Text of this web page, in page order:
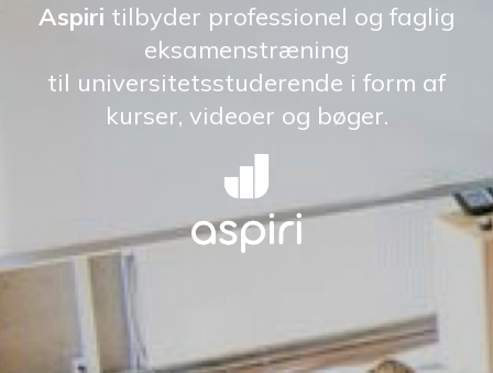
Aspiri tilbyder professionel og faglig
eksamenstræning
til universitetsstuderende i form af
kurser, videoer og bøger.